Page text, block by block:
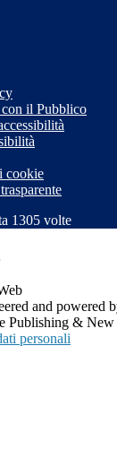
il Pubblico
cookie
1305 volte
and powered
Publishing & New
personali